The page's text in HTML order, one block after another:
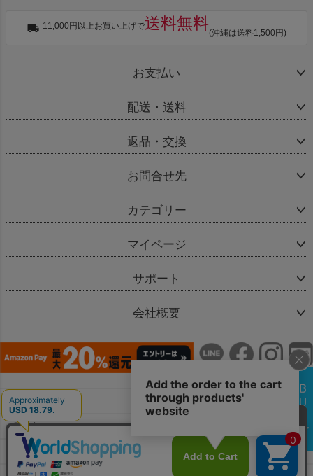
11,000円以上お買い上げで送料無料
(沖縄は送料1,500円)
お支払い
配送・送料
返品・交換
お問合せ先
カテゴリー
マイページ
サポート
会社概要
会社概要
お問い合わせ
特定商取引法に基づく表示